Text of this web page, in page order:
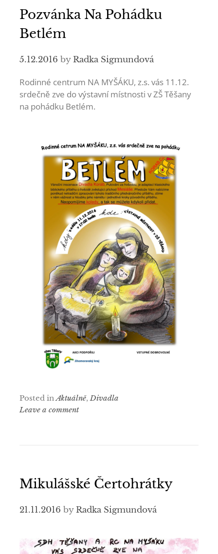
Pozvánka Na Pohádku
Betlém
5.12.2016 byRadka Sigmundová
Rodinné centrum NA MYŠÁKU, z.s. vás 11.12.
srdečně zve do výstavní místnosti v ZŠ Těšany
na pohádku Betlém.
Posted inAktuálně,Divadla
Leave a comment
Mikulášské Čertohrátky
21.11.2016 byRadka Sigmundová